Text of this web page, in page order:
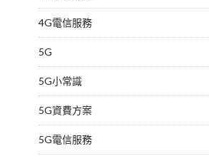
4G電信服務
5G
5G小常識
5G資費方案
5G電信服務